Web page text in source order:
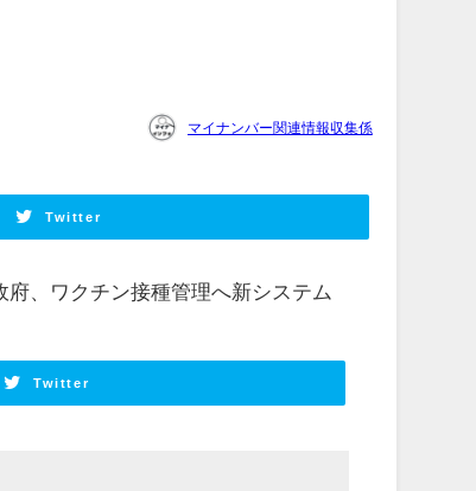
マイナンバー関連情報収集係
Twitter
、ワクチン接種管理へ新システム
Twitter